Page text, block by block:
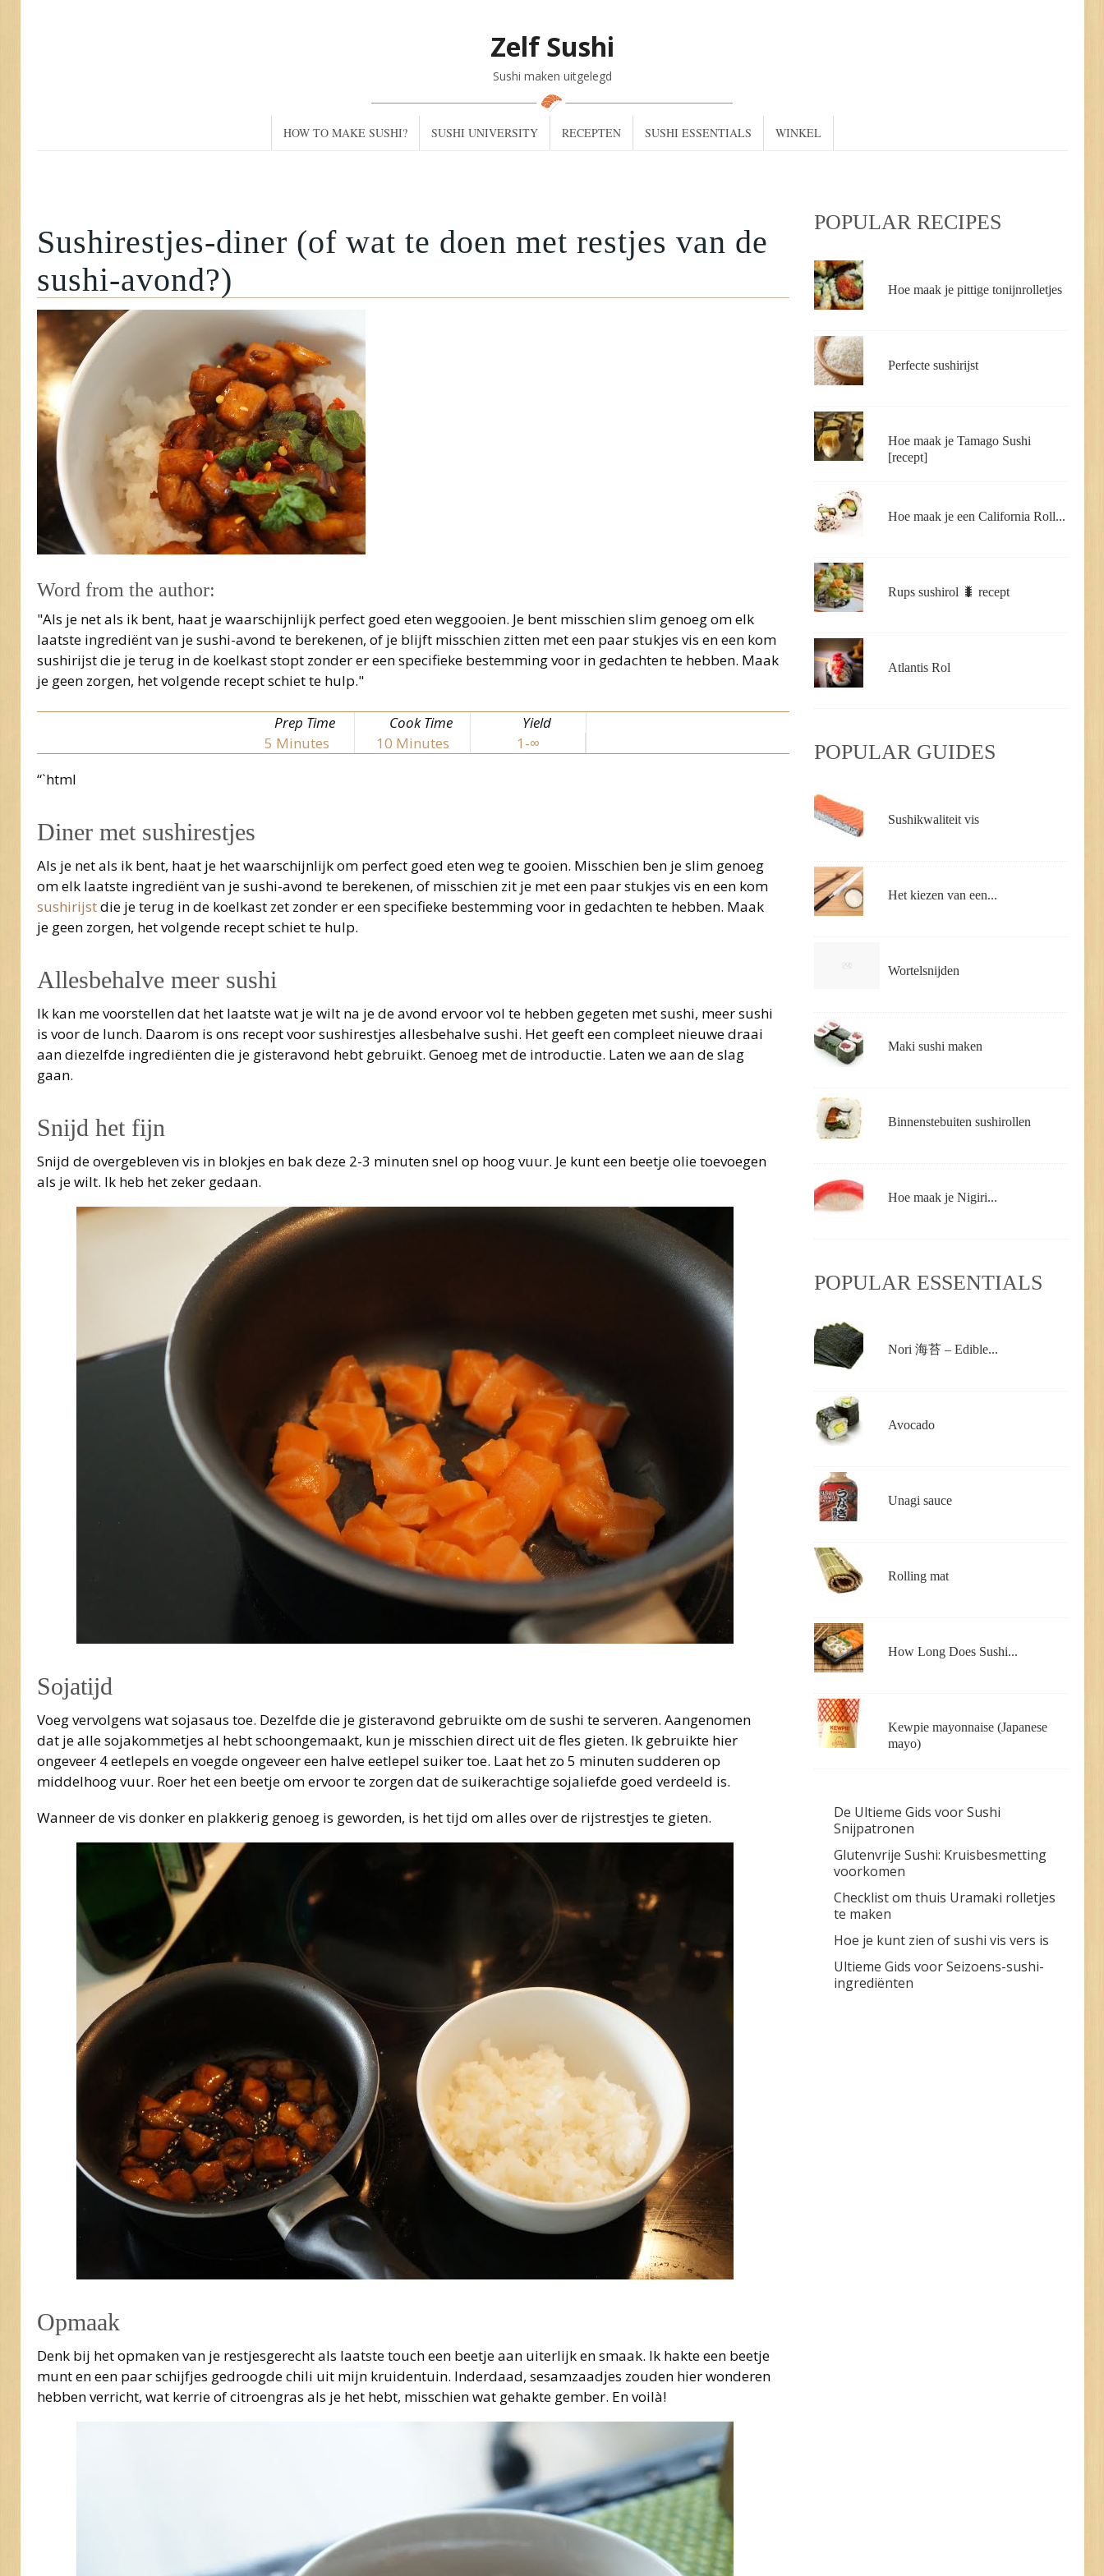
Zelf Sushi
Sushi maken uitgelegd
HOW TO MAKE SUSHI? SUSHI UNIVERSITY RECEPTEN SUSHI ESSENTIALS WINKEL
Sushirestjes-diner (of wat te doen met restjes van de
sushi-avond?)
Word from the author:
"Als je net als ik bent, haat je waarschijnlijk perfect goed eten weggooien. Je bent misschien slim genoeg om elk
laatste ingrediënt van je sushi-avond te berekenen, of je blijft misschien zitten met een paar stukjes vis en een kom
sushirijst die je terug in de koelkast stopt zonder er een specifieke bestemming voor in gedachten te hebben. Maak
je geen zorgen, het volgende recept schiet te hulp."
Prep Time
5 Minutes
Cook Time
10 Minutes
Yield
1-∞
“`html
Diner met sushirestjes
Als je net als ik bent, haat je het waarschijnlijk om perfect goed eten weg te gooien. Misschien ben je slim genoeg
om elk laatste ingrediënt van je sushi-avond te berekenen, of misschien zit je met een paar stukjes vis en een kom
sushirijstdie je terug in de koelkast zet zonder er een specifieke bestemming voor in gedachten te hebben. Maak
je geen zorgen, het volgende recept schiet te hulp.
Allesbehalve meer sushi
Ik kan me voorstellen dat het laatste wat je wilt na je de avond ervoor vol te hebben gegeten met sushi, meer sushi
is voor de lunch. Daarom is ons recept voor sushirestjes allesbehalve sushi. Het geeft een compleet nieuwe draai
aan diezelfde ingrediënten die je gisteravond hebt gebruikt. Genoeg met de introductie. Laten we aan de slag
gaan.
Snijd het fijn
Snijd de overgebleven vis in blokjes en bak deze 2-3 minuten snel op hoog vuur. Je kunt een beetje olie toevoegen
als je wilt. Ik heb het zeker gedaan.
Sojatijd
Voeg vervolgens wat sojasaus toe. Dezelfde die je gisteravond gebruikte om de sushi te serveren. Aangenomen
dat je alle sojakommetjes al hebt schoongemaakt, kun je misschien direct uit de fles gieten. Ik gebruikte hier
ongeveer 4 eetlepels en voegde ongeveer een halve eetlepel suiker toe. Laat het zo 5 minuten sudderen op
middelhoog vuur. Roer het een beetje om ervoor te zorgen dat de suikerachtige sojaliefde goed verdeeld is.
Wanneer de vis donker en plakkerig genoeg is geworden, is het tijd om alles over de rijstrestjes te gieten.
Opmaak
Denk bij het opmaken van je restjesgerecht als laatste touch een beetje aan uiterlijk en smaak. Ik hakte een beetje
munt en een paar schijfjes gedroogde chili uit mijn kruidentuin. Inderdaad, sesamzaadjes zouden hier wonderen
hebben verricht, wat kerrie of citroengras als je het hebt, misschien wat gehakte gember. En voilà!
POPULAR RECIPES
Hoe maak je pittige tonijnrolletjes
Perfecte sushirijst
Hoe maak je Tamago Sushi
[recept]
Hoe maak je een California Roll...
Rups sushirol 🐛 recept
Atlantis Rol
POPULAR GUIDES
Sushikwaliteit vis
Het kiezen van een...
Wortelsnijden
Maki sushi maken
Binnenstebuiten sushirollen
Hoe maak je Nigiri...
POPULAR ESSENTIALS
Nori 海苔 – Edible...
Avocado
Unagi sauce
Rolling mat
How Long Does Sushi...
Kewpie mayonnaise (Japanese
mayo)
De Ultieme Gids voor Sushi
Snijpatronen
Glutenvrije Sushi: Kruisbesmetting
voorkomen
Checklist om thuis Uramaki rolletjes
te maken
Hoe je kunt zien of sushi vis vers is
Ultieme Gids voor Seizoens-sushi-
ingrediënten